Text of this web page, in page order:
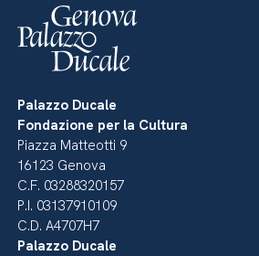
Palazzo Ducale
Fondazione per la Cultura
Piazza Matteotti 9
16123 Genova
C.F. 03288320157
P.I. 03137910109
C.D. A4707H7
Palazzo Ducale